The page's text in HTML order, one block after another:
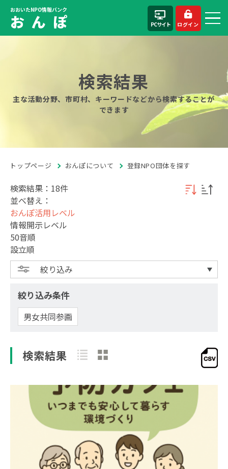
おおいたNPO情報バンク
お ん ぽ PCサイト ログイン
検索結果
主な活動分野、市町村、キーワードなどから検索することが
できます
トップページ おんぽについて 登録NPO団体を探す
検索結果：18件
並べ替え：
おんぽ活用レベル
情報開示レベル
50音順
設立順
絞り込み
絞り込み条件
男女共同参画
検索結果